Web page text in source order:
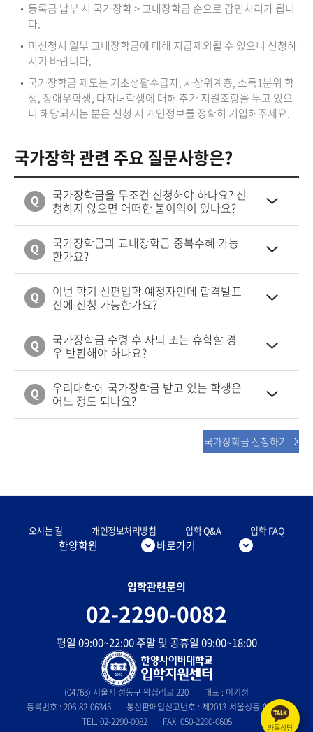
등록금 납부 시 국가장학 > 교내장학금 순으로 감면처리가 됩니
다.
미신청시 일부 교내장학금에 대해 지급제외될 수 있으니 신청하
시기 바랍니다.
국가장학금 제도는 기초생활수급자, 차상위계층, 소득1분위 학
생, 장애우학생, 다자녀학생에 대해 추가 지원조항을 두고 있으
니 해당되시는 분은 신청 시 개인정보를 정확히 기입해주세요.
국가장학 관련 주요 질문사항은?
국가장학금을 무조건 신청해야 하나요? 신
청하지 않으면 어떠한 불이익이 있나요?
국가장학금과 교내장학금 중복수혜 가능
한가요?
이번 학기 신편입학 예정자인데 합격발표
전에 신청 가능한가요?
국가장학금 수령 후 자퇴 또는 휴학할 경
우 반환해야 하나요?
우리대학에 국가장학금 받고 있는 학생은
어느 정도 되나요?
국가장학금 신청하기
오시는 길 개인정보처리방침 입학 Q&A 입학 FAQ
한양학원 바로가기
(04763) 서울시 성동구 왕십리로 220
대표 : 이기정
등록번호 : 206-82-06345
통신판매업신고번호 : 제2013-서울성동-0803호
TEL. 02-2290-0082
FAX. 050-2290-0605
입학관련문의
02-2290-0082
평일 09:00~22:00 주말 및 공휴일 09:00~18:00
카톡상담